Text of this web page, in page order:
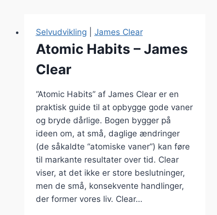
Selvudvikling James Clear
Atomic Habits – James
Clear
“Atomic Habits” af James Clear er en
praktisk guide til at opbygge gode vaner
og bryde dårlige. Bogen bygger på
ideen om, at små, daglige ændringer
(de såkaldte “atomiske vaner”) kan føre
til markante resultater over tid. Clear
viser, at det ikke er store beslutninger,
men de små, konsekvente handlinger,
der former vores liv. Clear…